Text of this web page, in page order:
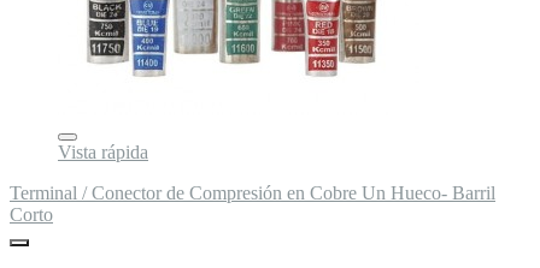
Vista rápida
Terminal / Conector de Compresión en Cobre Un Hueco- Barril
Corto